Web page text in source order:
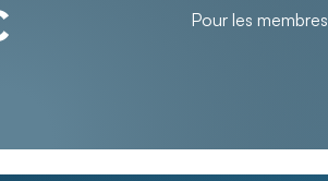
Pour les membres